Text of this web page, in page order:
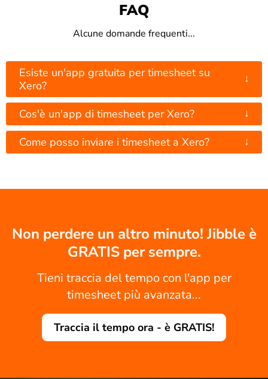
FAQ
Alcune domande frequenti...
Esiste un'app gratuita per timesheet su
Xero?
↓
Cos'è un'app di timesheet per Xero? ↓
Come posso inviare i timesheet a Xero? ↓
Non perdere un altro minuto! Jibble è
GRATIS per sempre.
Tieni traccia del tempo con l'app per
timesheet più avanzata...
Traccia il tempo ora - è GRATIS!